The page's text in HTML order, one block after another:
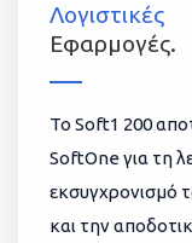
Λογιστικές
Εφαρμογές.
To Soft1 200
SoftOne για τη
εκσυγχρονισμό
και την